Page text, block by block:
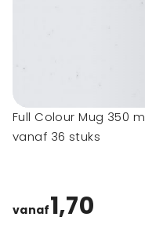
Full Colour Mug 350
vanaf 36 stuks
vanaf1,70